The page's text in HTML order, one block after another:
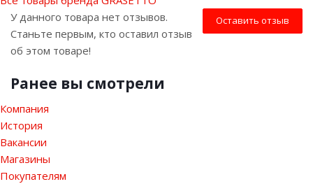
Оставить отзыв
У данного товара нет отзывов.
Станьте первым, кто оставил отзыв
об этом товаре!
Ранее вы смотрели
Компания
История
Вакансии
Магазины
Покупателям